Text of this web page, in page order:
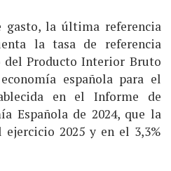
gasto, la última referencia
la tasa de referencia
Producto Interior Bruto
española para el
en el Informe de
Española de 2024, que la
2025 y en el 3,3%